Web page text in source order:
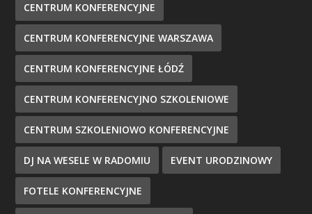
CENTRUM KONFERENCYJNE
CENTRUM KONFERENCYJNE WARSZAWA
CENTRUM KONFERENCYJNE ŁÓDŹ
CENTRUM KONFERENCYJNO SZKOLENIOWE
CENTRUM SZKOLENIOWO KONFERENCYJNE
DJ NA WESELE W RADOMIU EVENT URODZINOWY
FOTELE KONFERENCYJNE